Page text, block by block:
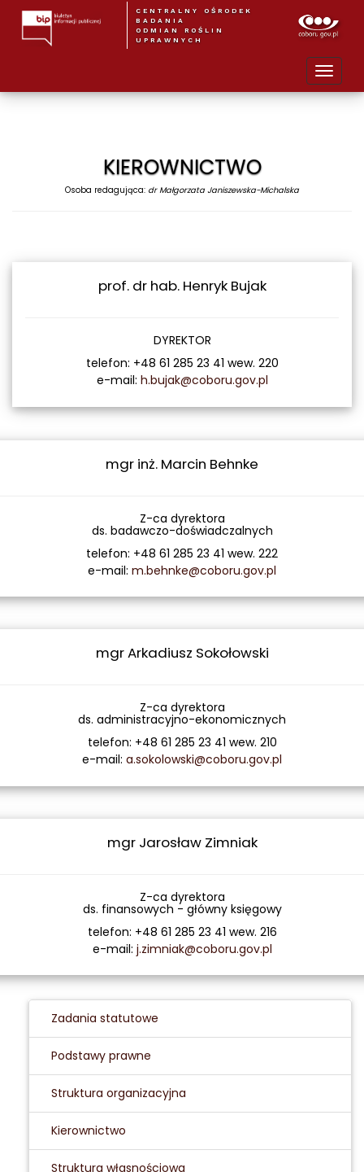
CENTRALNY OŚRODEK
BADANIA
ODMIAN ROŚLIN
UPRAWNYCH
KIEROWNICTWO
Osoba redagująca: dr Małgorzata Janiszewska-Michalska
prof. dr hab. Henryk Bujak
DYREKTOR
telefon: +48 61 285 23 41 wew. 220
e-mail: h.bujak@coboru.gov.pl
mgr inż. Marcin Behnke
Z-ca dyrektora
ds. badawczo-doświadczalnych
telefon: +48 61 285 23 41 wew. 222
e-mail: m.behnke@coboru.gov.pl
mgr Arkadiusz Sokołowski
Z-ca dyrektora
ds. administracyjno-ekonomicznych
telefon: +48 61 285 23 41 wew. 210
e-mail: a.sokolowski@coboru.gov.pl
mgr Jarosław Zimniak
Z-ca dyrektora
ds. finansowych - główny księgowy
telefon: +48 61 285 23 41 wew. 216
e-mail: j.zimniak@coboru.gov.pl
Zadania statutowe
Podstawy prawne
Struktura organizacyjna
Kierownictwo
Struktura własnościowa